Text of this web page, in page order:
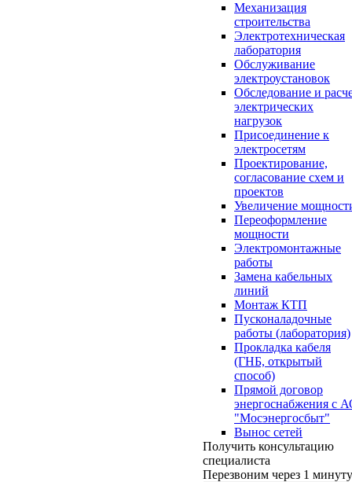
Механизация
строительства
Электротехническая
лаборатория
Обслуживание
электроустановок
Обследование и
электрических
нагрузок
Присоединение к
электросетям
Проектирование,
согласование схем и
проектов
Увеличение
Переоформление
мощности
Электромонтажные
работы
Замена кабельных
линий
Монтаж КТП
Пусконаладочные
работы (лаборатория)
Прокладка кабеля
(ГНБ, открытый
способ)
Прямой договор
энергоснабжения с
"Мосэнергосбыт"
Вынос сетей
Получить консультацию
специалиста
Перезвоним через 1 минуту